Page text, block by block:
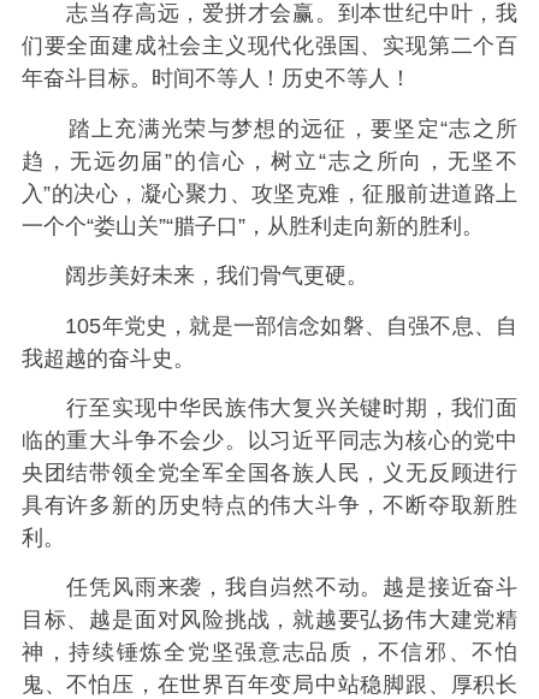
志当存高远，爱拼才会赢。到本世纪中叶，我
们要全面建成社会主义现代化强国、实现第二个百
年奋斗目标。时间不等人！历史不等人！
踏上充满光荣与梦想的远征，要坚定“志之所
趋，无远勿届”的信心，树立“志之所向，无坚不
入”的决心，凝心聚力、攻坚克难，征服前进道路上
一个个“娄山关”“腊子口”，从胜利走向新的胜利。
阔步美好未来，我们骨气更硬。
105年党史，就是一部信念如磐、自强不息、自
我超越的奋斗史。
行至实现中华民族伟大复兴关键时期，我们面
临的重大斗争不会少。以习近平同志为核心的党中
央团结带领全党全军全国各族人民，义无反顾进行
具有许多新的历史特点的伟大斗争，不断夺取新胜
利。
任凭风雨来袭，我自岿然不动。越是接近奋斗
目标、越是面对风险挑战，就越要弘扬伟大建党精
神，持续锤炼全党坚强意志品质，不信邪、不怕
鬼、不怕压，在世界百年变局中站稳脚跟、厚积长